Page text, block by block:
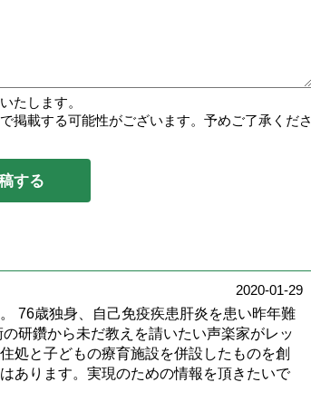
たします。
掲載する可能性がございます。予めご了承くださ
2020-01-29
76歳独身、自己免疫疾患肝炎を患い昨年難
研鑽から未だ教えを請いたい声楽家がレッ
処と子どもの療育施設を併設したものを創
あります。実現のための情報を頂きたいで